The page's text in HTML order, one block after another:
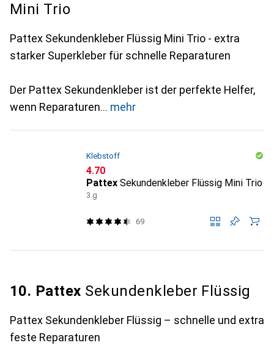
Mini Trio
Pattex Sekundenkleber Flüssig Mini Trio - extra
starker Superkleber für schnelle Reparaturen
Der Pattex Sekundenkleber ist der perfekte Helfer,
wenn Reparaturen
mehr
Klebstoff
CHF
4.70
Pattex Sekundenkleber Flüssig Mini Trio
3 g
69
10. Pattex Sekundenkleber Flüssig
Pattex Sekundenkleber Flüssig – schnelle und extra
feste Reparaturen